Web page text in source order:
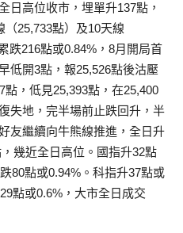
日高位收市，埋單升137點，
25,733點）及10天線
跌216點或0.84%，8月開局首
低開3點，報25,526點後沽壓
，低見25,393點，在25,400
失地，完半場前止跌回升，半
友繼續向牛熊線推進，全日升
幾近全日高位。國指升32點
80點或0.94%。科指升37點或
點或0.6%，大市全日成交